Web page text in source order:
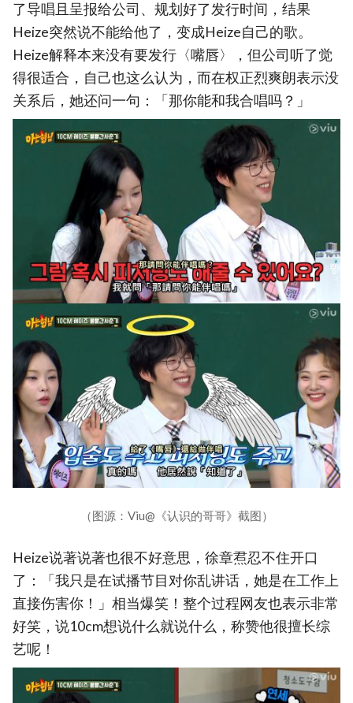
了导唱且呈报给公司、规划好了发行时间，结果
Heize突然说不能给他了，变成Heize自己的歌。
Heize解释本来没有要发行〈嘴唇〉，但公司听了觉
得很适合，自己也这么认为，而在权正烈爽朗表示没
关系后，她还问一句：「那你能和我合唱吗？」
（图源：Viu@《认识的哥哥》截图）
Heize说著说著也很不好意思，徐章焄忍不住开口
了：「我只是在试播节目对你乱讲话，她是在工作上
直接伤害你！」相当爆笑！整个过程网友也表示非常
好笑，说10cm想说什么就说什么，称赞他很擅长综
艺呢！